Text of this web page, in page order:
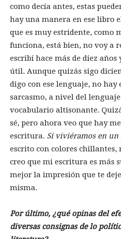
como decía antes, estas
hay una manera en ese libro
que es muy estridente, como
funciona, está bien, no voy a
escribí hace más de diez años
útil. Aunque quizás sigo
digo con ese lenguaje, no hay
sarcasmo, a nivel del
vocabulario altisonante.
sé, pero ahora veo que hay
escritura. Si viviéramos en
escrito con colores chillantes,
creo que mi escritura es más
mejor la impresión que te
misma.
Por último, ¿qué opinas del
diversas consignas de lo